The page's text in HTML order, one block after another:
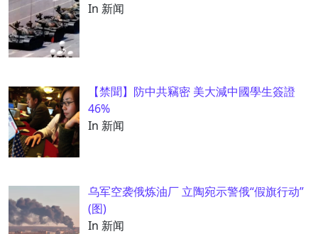
In 新闻
【禁聞】防中共竊密 美大減中國學生簽證
46%
In 新闻
乌军空袭俄炼油厂 立陶宛示警俄“假旗行动”
(图)
In 新闻